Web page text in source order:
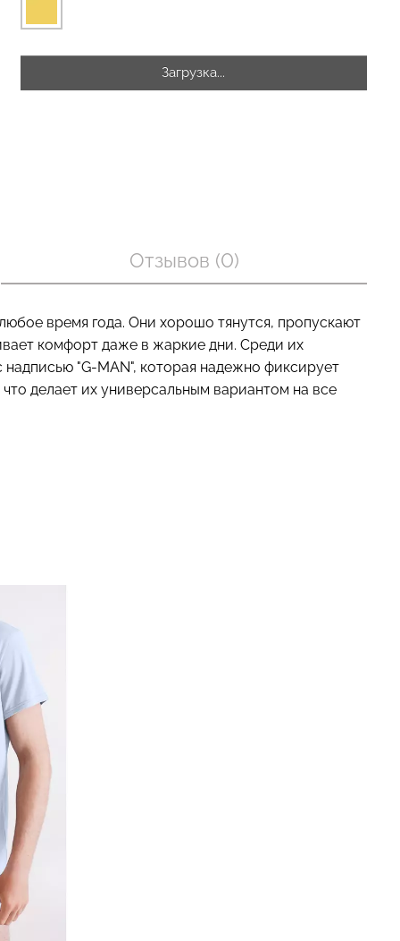
Загрузка...
Отзывов (0)
время года. Они хорошо тянутся, пропускают
комфорт даже в жаркие дни. Среди их
"G-MAN", которая надежно фиксирует
делает их универсальным вариантом на все
SHAPEWEAR nude (бежевый)